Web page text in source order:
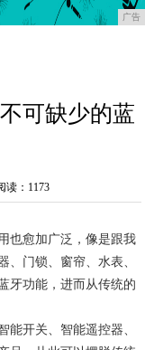
广告
可缺少的蓝
读：1173
也愈加广泛，像是跟我
、门锁、窗帘、水表、
牙功能，进而从传统的
能开关、智能遥控器、